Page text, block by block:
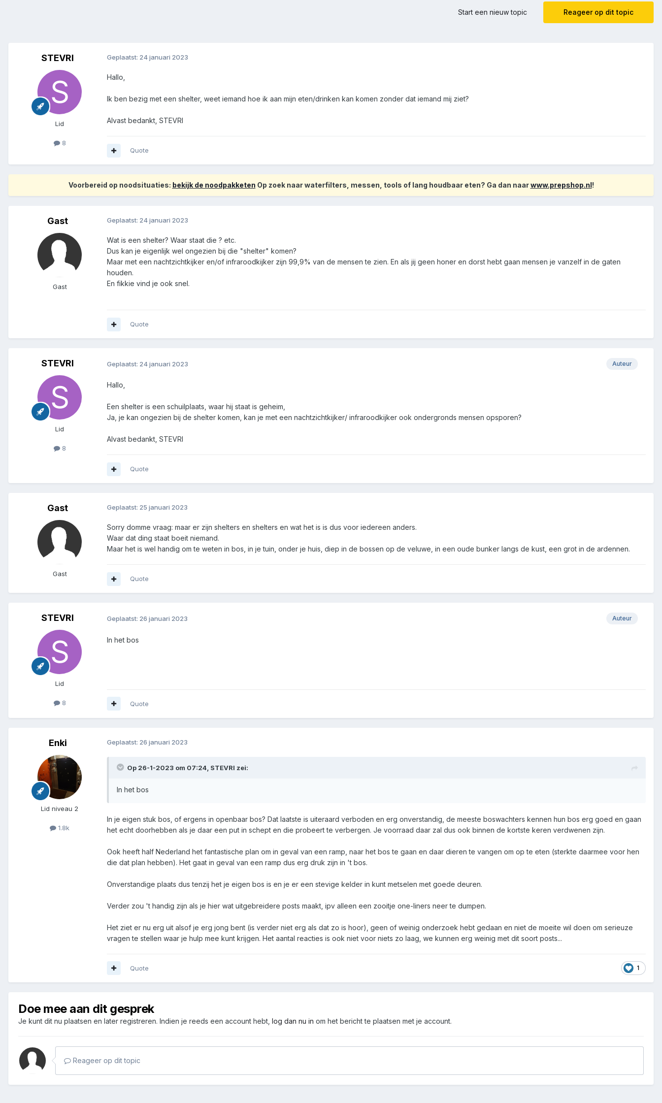
Reageer op dit topic
Start een nieuw topic
STEVRI
Lid
8
Geplaatst: 24 januari 2023
Hallo,
Ik ben bezig met een shelter, weet iemand hoe ik aan mijn eten/drinken kan komen zonder dat iemand mij ziet?
Alvast bedankt, STEVRI
Quote
Voorbereid op noodsituaties: bekijk de noodpakketen Op zoek naar waterfilters, messen, tools of lang houdbaar eten? Ga dan naarwww.prepshop.nl!
Gast
Gast
Geplaatst: 24 januari 2023
Wat is een shelter? Waar staat die ? etc.
Dus kan je eigenlijk wel ongezien bij die "shelter" komen?
Maar met een nachtzichtkijker en/of infraroodkijker zijn 99,9% van de mensen te zien. En als jij geen honer en dorst hebt gaan mensen je vanzelf in de gaten
houden.
En fikkie vind je ook snel.
Quote
STEVRI
Lid
8
Auteur
Geplaatst: 24 januari 2023
Hallo,
Een shelter is een schuilplaats, waar hij staat is geheim,
Ja, je kan ongezien bij de shelter komen, kan je met een nachtzichtkijker/ infraroodkijker ook ondergronds mensen opsporen?
Alvast bedankt, STEVRI
Quote
Gast
Gast
Geplaatst: 25 januari 2023
Sorry domme vraag: maar er zijn shelters en shelters en wat het is is dus voor iedereen anders.
Waar dat ding staat boeit niemand.
Maar het is wel handig om te weten in bos, in je tuin, onder je huis, diep in de bossen op de veluwe, in een oude bunker langs de kust, een grot in de ardennen.
Quote
STEVRI
Lid
8
Auteur
Geplaatst: 26 januari 2023
In het bos
Quote
Enki
Lid niveau 2
1.8k
Geplaatst: 26 januari 2023
Op 26-1-2023 om 07:24, STEVRI zei:
In het bos
In je eigen stuk bos, of ergens in openbaar bos? Dat laatste is uiteraard verboden en erg onverstandig, de meeste boswachters kennen hun bos erg goed en gaan
het echt doorhebben als je daar een put in schept en die probeert te verbergen. Je voorraad daar zal dus ook binnen de kortste keren verdwenen zijn.
Ook heeft half Nederland het fantastische plan om in geval van een ramp, naar het bos te gaan en daar dieren te vangen om op te eten (sterkte daarmee voor hen
die dat plan hebben). Het gaat in geval van een ramp dus erg druk zijn in 't bos.
Onverstandige plaats dus tenzij het je eigen bos is en je er een stevige kelder in kunt metselen met goede deuren.
Verder zou 't handig zijn als je hier wat uitgebreidere posts maakt, ipv alleen een zooitje one-liners neer te dumpen.
Het ziet er nu erg uit alsof je erg jong bent (is verder niet erg als dat zo is hoor), geen of weinig onderzoek hebt gedaan en niet de moeite wil doen om serieuze
vragen te stellen waar je hulp mee kunt krijgen. Het aantal reacties is ook niet voor niets zo laag, we kunnen erg weinig met dit soort posts...
1
Quote
Doe mee aan dit gesprek
Je kunt dit nu plaatsen en later registreren. Indien je reeds een account hebt, log dan nu in om het bericht te plaatsen met je account.
Reageer op dit topic